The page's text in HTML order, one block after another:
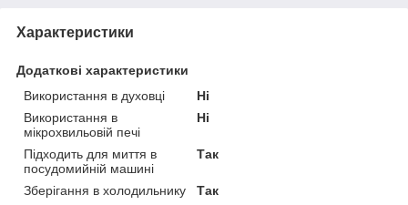
Характеристики
Додаткові характеристики
Використання в духовці
Ні
Використання в
мікрохвильовій печі
Ні
Підходить для миття в
посудомийній машині
Так
Зберігання в холодильнику
Так